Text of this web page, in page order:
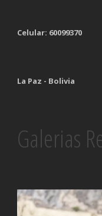
Celular: 60099370
La Paz - Bolivia
Galerias